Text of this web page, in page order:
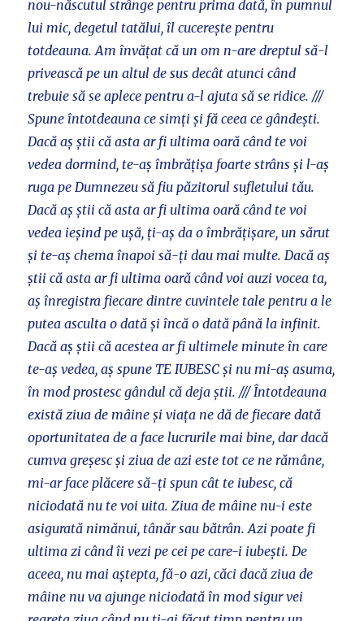
nou-născutul strânge pentru prima dată, în pumnul
lui mic, degetul tatălui, îl cucerește pentru
totdeauna. Am învățat că un om n-are dreptul să-l
privească pe un altul de sus decât atunci când
trebuie să se aplece pentru a-l ajuta să se ridice. ///
Spune întotdeauna ce simți și fă ceea ce gândești.
Dacă aș știi că asta ar fi ultima oară când te voi
vedea dormind, te-aș îmbrățișa foarte strâns și l-aș
ruga pe Dumnezeu să fiu păzitorul sufletului tău.
Dacă aș știi că asta ar fi ultima oară când te voi
vedea ieșind pe ușă, ți-aș da o îmbrățișare, un sărut
și te-aș chema înapoi să-ți dau mai multe. Dacă aș
știi că asta ar fi ultima oară când voi auzi vocea ta,
aș înregistra fiecare dintre cuvintele tale pentru a le
putea asculta o dată și încă o dată până la infinit.
Dacă aș știi că acestea ar fi ultimele minute în care
te-aș vedea, aș spune TE IUBESC și nu mi-aș asuma,
în mod prostesc gândul că deja știi. /// Întotdeauna
există ziua de mâine și viața ne dă de fiecare dată
oportunitatea de a face lucrurile mai bine, dar dacă
cumva greșesc și ziua de azi este tot ce ne rămâne,
mi-ar face plăcere să-ți spun cât te iubesc, că
niciodată nu te voi uita. Ziua de mâine nu-i este
asigurată nimănui, tânăr sau bătrân. Azi poate fi
ultima zi când îi vezi pe cei pe care-i iubești. De
aceea, nu mai aștepta, fă-o azi, căci dacă ziua de
mâine nu va ajunge niciodată în mod sigur vei